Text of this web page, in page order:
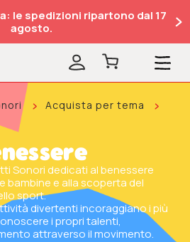
le spedizioni ripartono dal 17
agosto.
Acquista per tema
Sonori dedicati al benessere
bambine e alla scoperta del
sport.
divertenti incoraggiano i più
i propri talenti,
attraverso il movimento.